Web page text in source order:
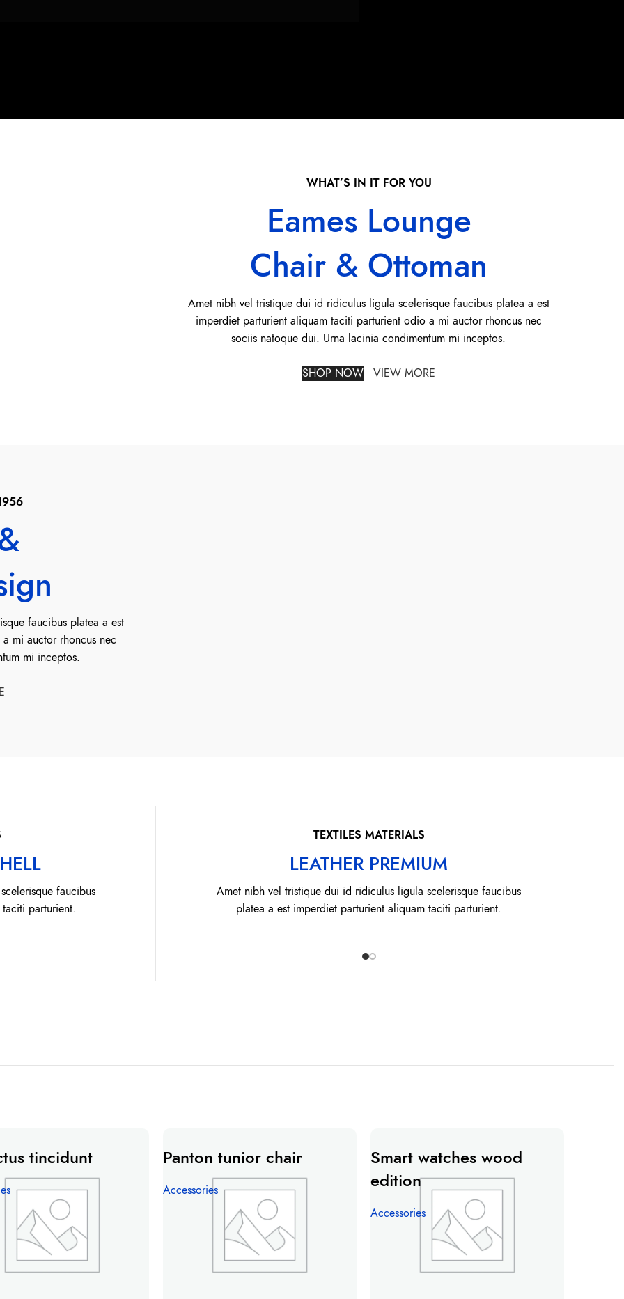
WHAT’S IN IT FOR YOU
Eames Lounge
Chair & Ottoman
Amet nibh vel tristique dui id ridiculus ligula scelerisque faucibus platea a est
imperdiet parturient aliquam taciti parturient odio a mi auctor rhoncus nec
sociis natoque dui. Urna lacinia condimentum mi inceptos.
SHOP NOW VIEW MORE
faucibus platea a est
mi auctor rhoncus nec
mi inceptos.
faucibus
parturient.
TEXTILES MATERIALS
LEATHER PREMIUM
Amet nibh vel tristique dui id ridiculus ligula scelerisque faucibus
platea a est imperdiet parturient aliquam taciti parturient.
tincidunt Panton tunior chair
Accessories
Smart watches wood
edition
Accessories